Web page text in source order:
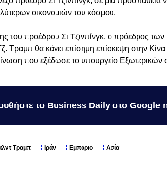
οικονομιών του κόσμου.
του προέδρου Σι Τζινπίνγκ, ο πρόεδρος
Τραμπ θα κάνει επίσημη επίσκεψη στην
που εξέδωσε το υπουργείο Εξωτερικών
το Business Daily στο Google
Τραμπ Ιράν Εμπόριο Ασία